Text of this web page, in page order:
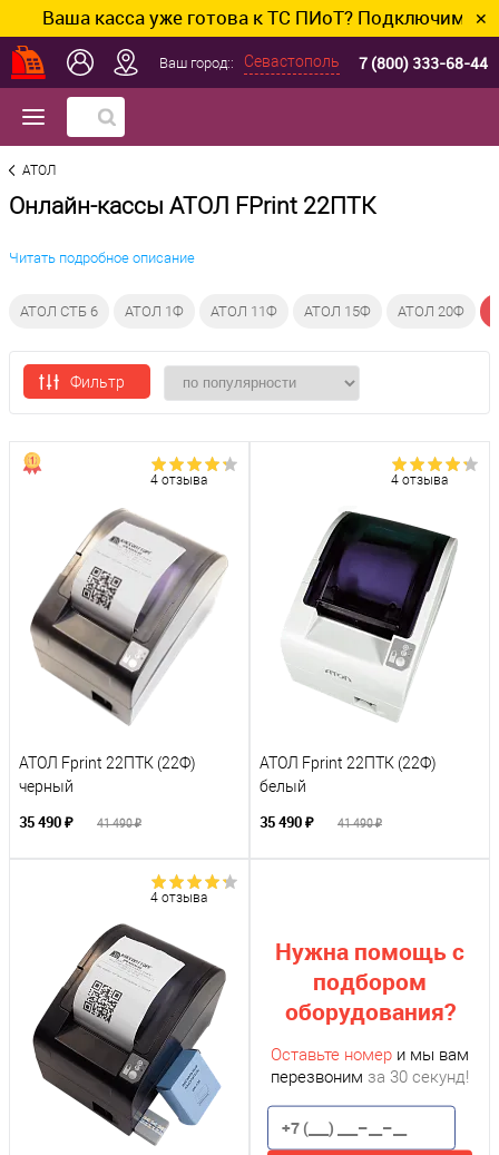
касса уже готова к ТС ПИоТ? Подключим и ✕
Ваш город:: Севастополь 7 (800) 333-68-44
АТОЛ
Онлайн-кассы АТОЛ FPrint 22ПТК
Читать подробное описание
АТОЛ СТБ 6 АТОЛ 1Ф АТОЛ 11Ф АТОЛ 15Ф АТОЛ 20Ф
Фильтр
4 отзыва
АТОЛ Fprint 22ПТК (22Ф)
черный
35 490 ₽ 41 490 ₽
4 отзыва
АТОЛ Fprint 22ПТК (22Ф)
белый
35 490 ₽ 41 490 ₽
4 отзыва
Нужна помощь с
подбором
оборудования?
Оставьте номер и мы вам
перезвоним за 30 секунд!